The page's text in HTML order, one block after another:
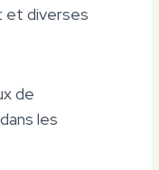
et diverses
de
les